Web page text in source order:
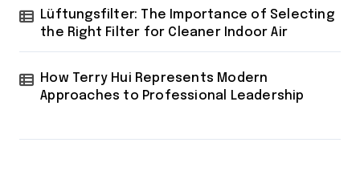
Lüftungsfilter: The Importance of Selecting
the Right Filter for Cleaner Indoor Air
How Terry Hui Represents Modern
Approaches to Professional Leadership